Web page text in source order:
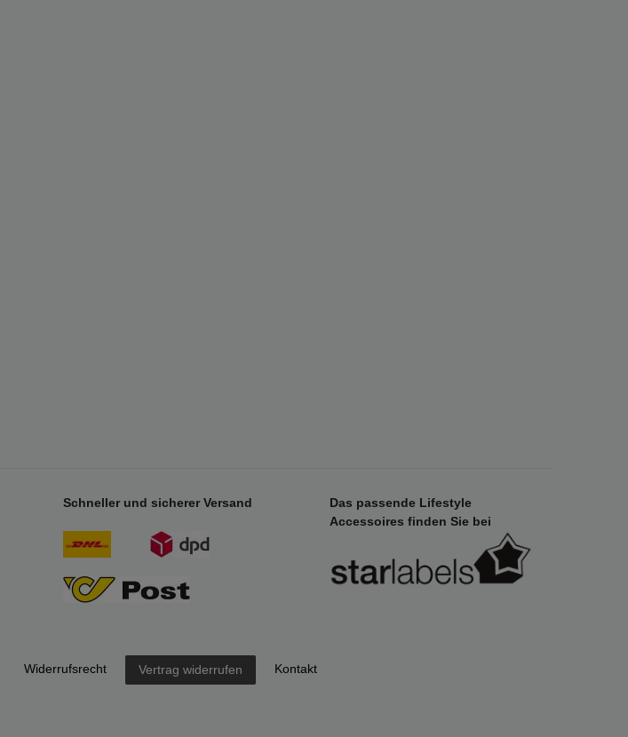
Schneller und sicherer Versand
Das passende Lifestyle
Accessoires finden Sie bei
Widerrufs­recht Vertrag widerrufen Kontakt